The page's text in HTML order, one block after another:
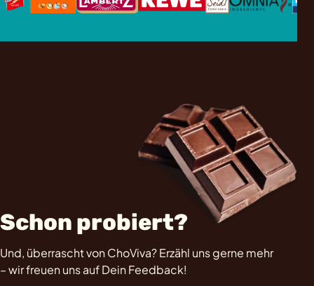
Schon probiert?
Und, überrascht von ChoViva? Erzähl uns gerne mehr
– wir freuen uns auf Dein Feedback!